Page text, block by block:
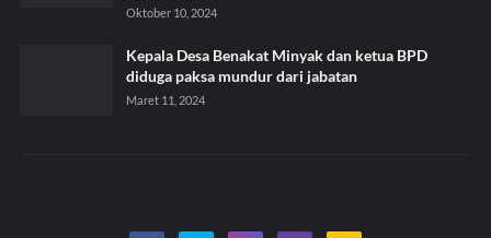
Oktober 10, 2024
Kepala Desa Benakat Minyak dan ketua BPD
diduga paksa mundur dari jabatan
Maret 11, 2024